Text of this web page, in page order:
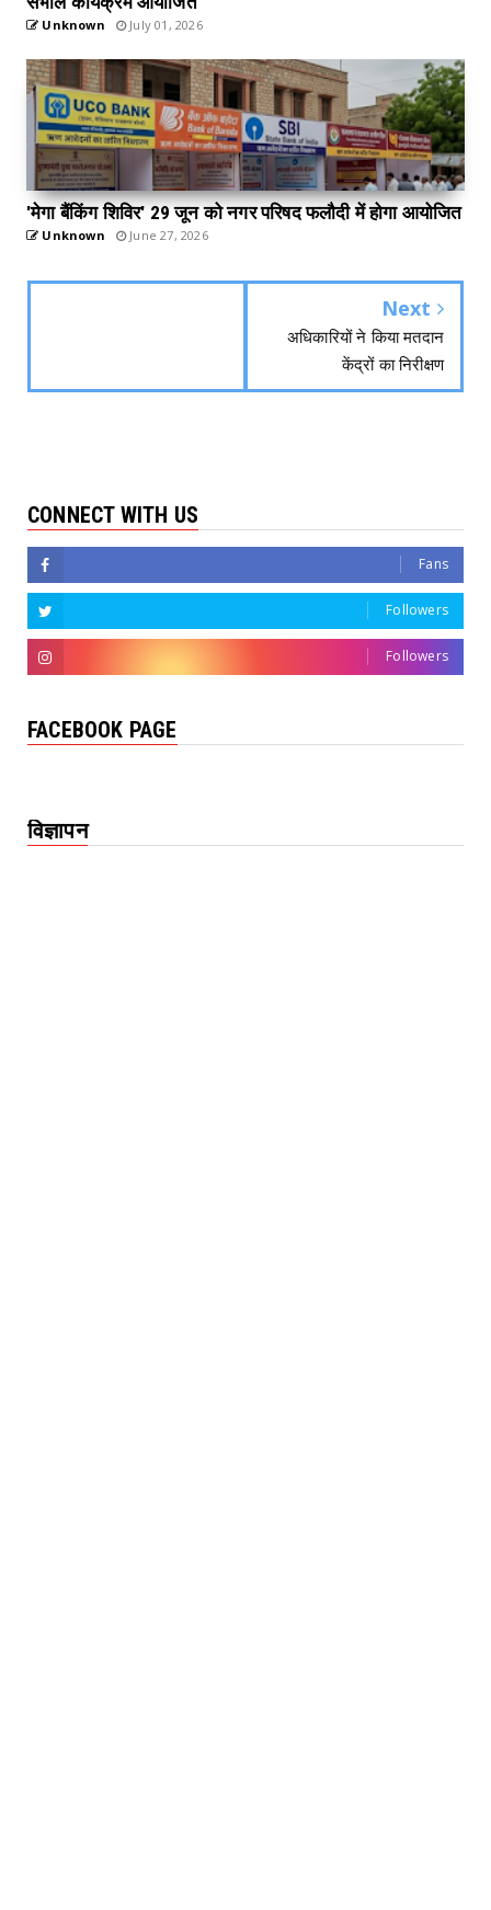
Unknown July 01, 2026
'मेगा बैंकिंग शिविर' 29 जून को नगर परिषद फलौदी में होगा आयोजित
Unknown June 27, 2026
Next
अधिकारियों ने किया मतदान
केंद्रों का निरीक्षण
CONNECT WITH US
Fans
Followers
Followers
FACEBOOK PAGE
विज्ञापन